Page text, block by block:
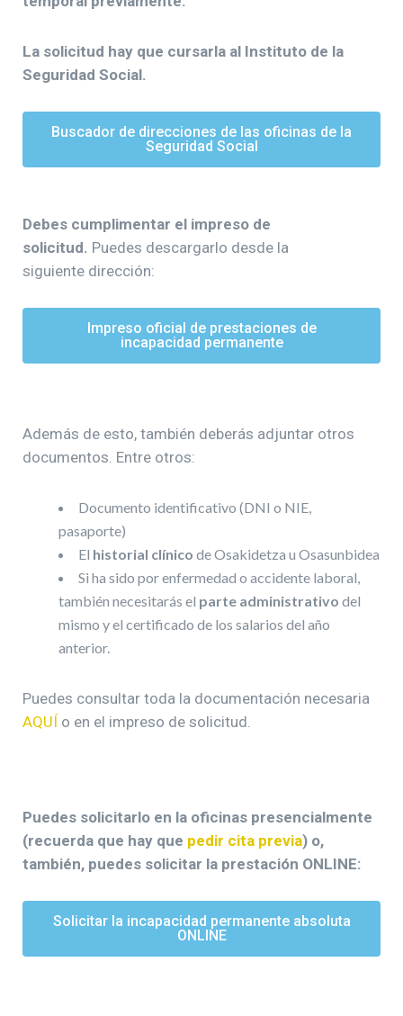
La solicitud hay que cursarla al Instituto de la
Seguridad Social.
Buscador de direcciones de las oficinas de la
Seguridad Social
Debes cumplimentar el impreso de
solicitud. Puedes descargarlo desde la
siguiente dirección:
Impreso oficial de prestaciones de
incapacidad permanente
Además de esto, también deberás adjuntar otros
documentos. Entre otros:
Documento identificativo (DNI o NIE,
pasaporte)
El historial clínico de Osakidetza u Osasunbidea
Si ha sido por enfermedad o accidente laboral,
también necesitarás el parte administrativo del
mismo y el certificado de los salarios del año
anterior.
Puedes consultar toda la documentación necesaria
AQUÍ o en el impreso de solicitud.
Puedes solicitarlo en la oficinas presencialmente
(recuerda que hay que pedir cita previa) o,
también, puedes solicitar la prestación ONLINE:
Solicitar la incapacidad permanente absoluta
ONLINE